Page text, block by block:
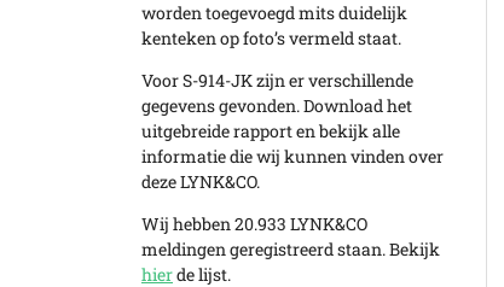
worden toegevoegd mits duidelijk
kenteken op foto’s vermeld staat.
Voor S-914-JK zijn er verschillende
gegevens gevonden. Download het
uitgebreide rapport en bekijk alle
informatie die wij kunnen vinden over
deze LYNK&CO.
Wij hebben 20.933 LYNK&CO
meldingen geregistreerd staan. Bekijk
hierde lijst.